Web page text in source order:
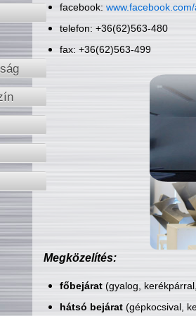
facebook:
telefon: +36(62)563-480
fax: +36(62)563-499
Megközelítés:
főbejárat(gyalog,
hátsó bejárat(gépkocsival,